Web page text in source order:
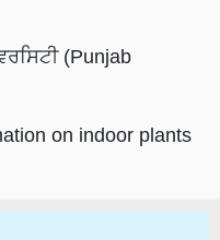
(Punjab
on indoor plants